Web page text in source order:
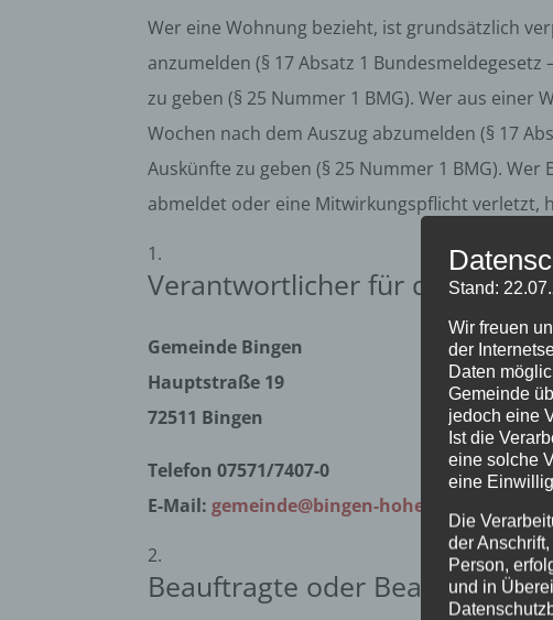
Wer eine Wohnung bezieht, ist grundsätzlich
anzumelden (§ 17 Absatz 1
zu geben (§ 25 Nummer 1 BMG). Wer aus
Wochen nach dem Auszug abzumelden (§ 17
Auskünfte zu geben (§ 25 Nummer 1 BMG).
abmeldet oder eine Mitwirkungspflicht verletzt,
Verantwortlicher für die
Gemeinde Bingen
Hauptstraße 19
72511 Bingen
Telefon 07571/7407-0
E-Mail: gemeinde@bingen-hohenzollern.de
Beauftragte oder Beauftragter
Stand:
Wir freuen
der
Daten
Gemeinde
jedoch eine
Ist die
eine solche
eine
Die
der
Person,
und in